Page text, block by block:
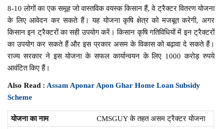
8-10 लोगों का एक समूह जो वास्तविक वयस्क किसान हैं, वे ट्रैक्टर वितरण योजना
के लिए आवेदन कर सकते हैं। यह योजना कृषि क्षेत्र को मजबूत करेगी, अगर
किसान इन ट्रैक्टरों का सही उपयोग करें। किसान कृषि गतिविधियों में इन ट्रैक्टरों
का उपयोग कर सकते हैं और इस प्रकार असम के विकास को बढ़ावा दे सकते हैं।
राज्य सरकार ने इस योजना के सफल कार्यान्वयन के लिए 1000 करोड़ रुपये
आवंटित किए हैं।
Also Read : Assam Aponar Apon Ghar Home Loan Subsidy
Scheme
योजना का नाम
CMSGUY के तहत असम ट्रैक्टर योजना